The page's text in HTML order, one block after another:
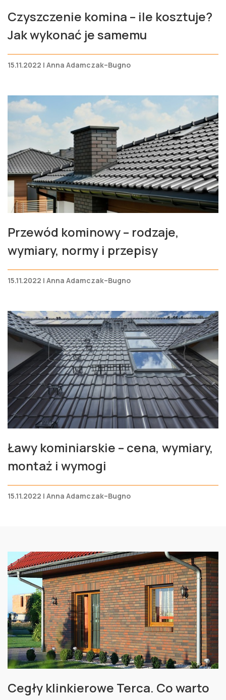
Czyszczenie komina – ile kosztuje?
Jak wykonać je samemu
15.11.2022 | Anna Adamczak–Bugno
Przewód kominowy – rodzaje,
wymiary, normy i przepisy
15.11.2022 | Anna Adamczak–Bugno
Ławy kominiarskie – cena, wymiary,
montaż i wymogi
15.11.2022 | Anna Adamczak–Bugno
Cegły klinkierowe Terca. Co warto